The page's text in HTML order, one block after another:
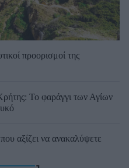
προορισμοί της
Το φαράγγι των Αγίων
αξίζει να ανακαλύψετε